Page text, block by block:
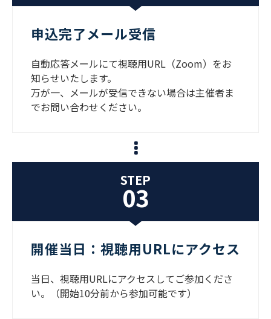
申込完了メール受信
自動応答メールにて視聴用URL（Zoom）をお
知らせいたします。
万が一、メールが受信できない場合は主催者ま
でお問い合わせください。
STEP
03
開催当日：視聴用URLにアクセス
当日、視聴用URLにアクセスしてご参加くださ
い。（開始10分前から参加可能です）